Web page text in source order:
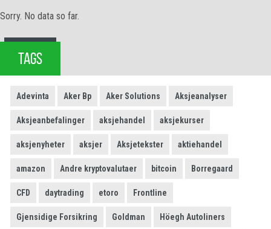
Sorry. No data so far.
TAGS
Adevinta Aker Bp Aker Solutions Aksjeanalyser
Aksjeanbefalinger aksjehandel aksjekurser
aksjenyheter aksjer Aksjetekster aktiehandel
amazon Andre kryptovalutaer bitcoin Borregaard
CFD daytrading etoro Frontline
Gjensidige Forsikring Goldman Höegh Autoliners